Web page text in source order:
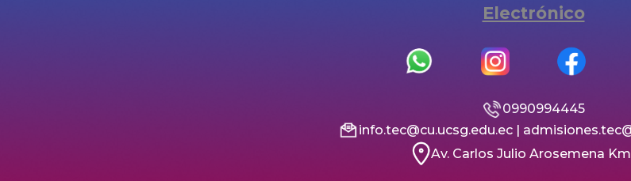
Electrónico
0990994445
info.tec@cu.ucsg.edu.ec |
Av. Carlos Julio Arosemena